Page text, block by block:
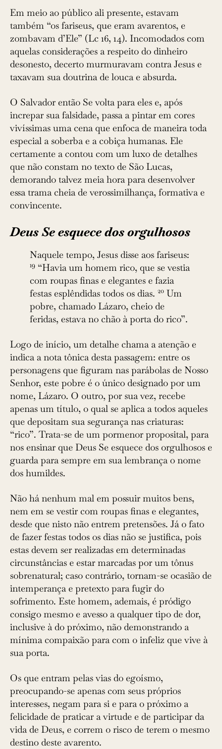
Em meio ao público ali presente, estavam
também “os fariseus, que eram avarentos, e
zombavam d’Ele” (Lc 16, 14). Incomodados com
aquelas considerações a respeito do dinheiro
desonesto, decerto murmuravam contra Jesus e
taxavam sua doutrina de louca e absurda.
O Salvador então Se volta para eles e, após
increpar sua falsidade, passa a pintar em cores
vivíssimas uma cena que enfoca de maneira toda
especial a soberba e a cobiça humanas. Ele
certamente a contou com um luxo de detalhes
que não constam no texto de São Lucas,
demorando talvez meia hora para desenvolver
essa trama cheia de verossimilhança, formativa e
convincente.
Deus Se esquece dos orgulhosos
Naquele tempo, Jesus disse aos fariseus:
19 “Havia um homem rico, que se vestia
com roupas finas e elegantes e fazia
festas esplêndidas todos os dias. 20 Um
pobre, chamado Lázaro, cheio de
feridas, estava no chão à porta do rico”.
Logo de início, um detalhe chama a atenção e
indica a nota tônica desta passagem: entre os
personagens que figuram nas parábolas de ­Nosso
Senhor, este pobre é o único designado por um
nome, Lázaro. O outro, por sua vez, recebe
apenas um título, o qual se aplica a todos aqueles
que depositam sua segurança nas criaturas:
“rico”. Trata-se de um pormenor proposital, para
nos ensinar que Deus Se esquece dos orgulhosos e
guarda para sempre em sua lembrança o nome
dos humildes.
Não há nenhum mal em possuir muitos bens,
nem em se vestir com roupas finas e elegantes,
desde que nisto não entrem pretensões. Já o fato
de fazer festas todos os dias não se justifica, pois
estas devem ser realizadas em determinadas
circunstâncias e estar marcadas por um tônus
sobrenatural; caso contrário, tornam-se ocasião de
intemperança e pretexto para fugir do
sofrimento. Este homem, ademais, é pródigo
consigo mesmo e avesso a qualquer tipo de dor,
inclusive à do próximo, não demonstrando a
mínima compaixão para com o infeliz que vive à
sua porta.
Os que entram pelas vias do egoísmo,
preocupando-se ­apenas com seus próprios
interesses, negam para si e para o próximo a
felicidade de praticar a virtude e de participar da
vida de Deus, e correm o risco de terem o mesmo
destino deste avarento.